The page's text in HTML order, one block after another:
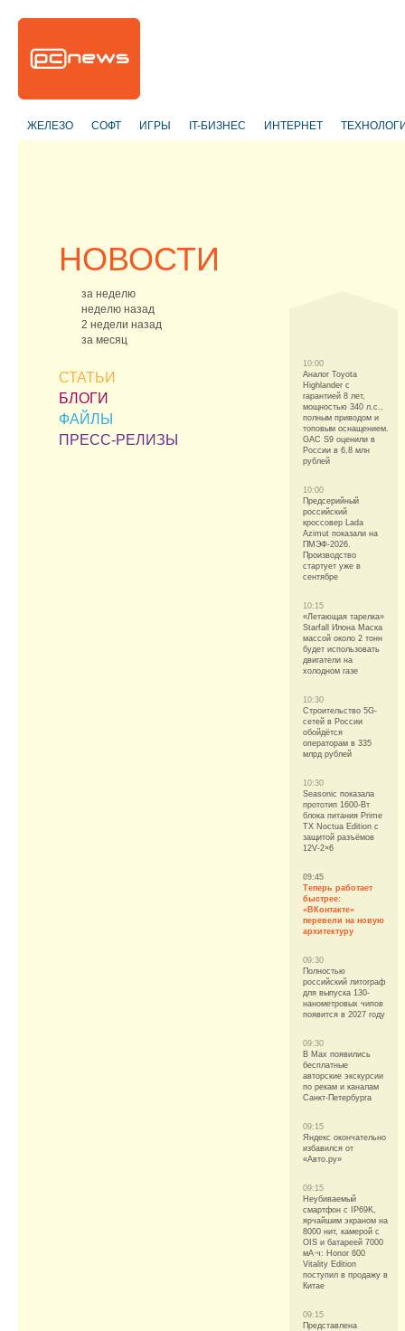
ЖЕЛЕЗО СОФТ ИГРЫ IT-БИЗНЕС ИНТЕРНЕТ
НОВОСТИ
за неделю
неделю назад
2 недели назад
за месяц
СТАТЬИ
БЛОГИ
ФАЙЛЫ
ПРЕСС-РЕЛИЗЫ
10:00
Аналог Toyota
Highlander с
гарантией 8 лет,
мощностью 340 л.с.,
полным приводом и
топовым оснащением.
GAC S9 оценили в
России в 6,8 млн
рублей
10:00
Предсерийный
российский
кроссовер Lada
Azimut показали на
ПМЭФ-2026.
Производство
стартует уже в
сентябре
10:15
«Летающая тарелка»
Starfall Илона Маска
массой около 2 тонн
будет использовать
двигатели на
холодном газе
10:30
Строительство 5G-
сетей в России
обойдётся
операторам в 335
млрд рублей
10:30
Seasonic показала
прототип 1600-Вт
блока питания Prime
TX Noctua Edition с
защитой разъёмов
12V-2×6
09:45
Теперь работает
быстрее:
«ВКонтакте»
перевели на новую
архитектуру
09:30
Полностью
российский литограф
для выпуска 130-
нанометровых чипов
появится в 2027 году
09:30
В Max появились
бесплатные
авторские экскурсии
по рекам и каналам
Санкт-Петербурга
09:15
Яндекс окончательно
избавился от
«Авто.ру»
09:15
Неубиваемый
смартфон с IP69K,
ярчайшим экраном на
8000 нит, камерой с
OIS и батареей 7000
мА·ч: Honor 600
Vitality Edition
поступил в продажу в
Китае
09:15
Представлена